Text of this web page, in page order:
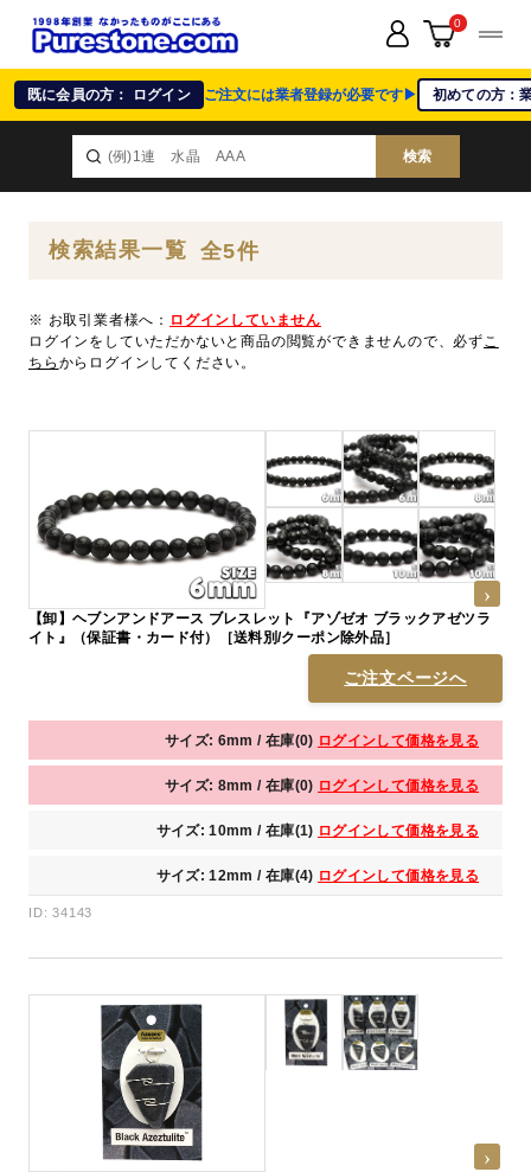
既に会員の方： ログイン ご注文には業者登録が必要です▶ 初めての方：
検索
0
検索結果一覧 全5件
※ お取引業者様へ： ログインしていません
ログインをしていただかないと商品の閲覧ができませんので、必ずこ
ちら からログインしてください。
【卸】ヘブンアンドアース ブレスレット『アゾゼオ ブラックアゼツラ
イト』（保証書・カード付）［送料別/クーポン除外品］
ご注文ページへ
サイズ: 6mm / 在庫(0) ログインして価格を見る
サイズ: 8mm / 在庫(0) ログインして価格を見る
サイズ: 10mm / 在庫(1) ログインして価格を見る
サイズ: 12mm / 在庫(4) ログインして価格を見る
ID: 34143